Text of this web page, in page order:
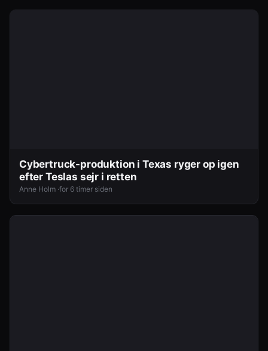
Cybertruck-produktion i Texas ryger op igen
efter Teslas sejr i retten
Anne Holm ·for 6 timer siden